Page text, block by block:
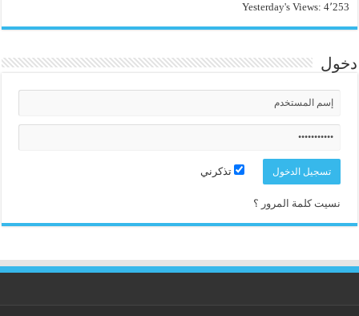
Yesterday's Views: 4٬253
دخول
تذكرني
نسيت كلمة المرور ؟